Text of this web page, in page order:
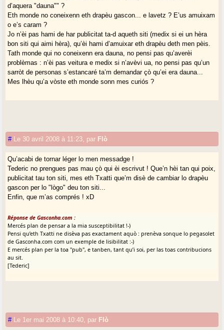
d’aquera "dauna"" ?
Eth monde no coneixenn eth drapèu gascon... e lavetz ? E’us amuixam
o e’s caram ?
Jo n’èi pas hami de har publicitat ta-d aqueth siti (medix si ei un hèra
bon siti qui aimi hèra), qu’èi hami d’amuixar eth drapèu deth men pèis.
Tath monde qui no coneixenn era dauna, no pensi pas qu’averèi
problèmas : n’èi pas veitura e medix si n’avèvi ua, no pensi pas qu’un
sarròt de personas s’estancaré ta’m demandar çò qu’ei era dauna...
Mes lhèu qu’a vòste eth monde sonn mes curiós ?
# Le 30 avril 2008 à 11:23 par Flò
Qu’acabi de tornar léger lo men messadge !
Tederic no prengues pas mau çò qui èi escrivut ! Que’n hèi tan qui poix,
publicitat tau ton siti, mes eth Txatti que’m disè de cambiar lo drapèu
gascon per lo "lògo" deu ton siti...
Enfin, que m’as comprés ! xD
Réponse de Gasconha.com :
Mercés plan de pensar a la mia susceptibilitat !-)
Pensi qu’eth Txatti ne disèva pas exactament aquò : prenèva sonque lo pegasolet
de Gasconha.com com un exemple de lisibilitat :-)
E mercés plan per la toa "pub", e tanben, tant qu’i soi, per las toas contribucions
au sit.
[Tederic]
# Le 1er mai 2008 à 10:40 par Flò